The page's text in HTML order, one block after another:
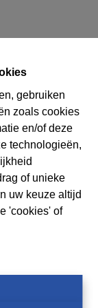
gebruiken
zoals cookies
en/of deze
technologieën,
of unieke
uw keuze altijd
'cookies' of